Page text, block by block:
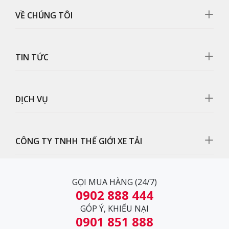
kế ôm sát vào cabin đảm bảo ánh sáng cho xe di
VỀ CHÚNG TÔI
TIN TỨC
DỊCH VỤ
CÔNG TY TNHH THẾ GIỚI XE TẢI
GỌI MUA HÀNG (24/7)
0902 888 444
GÓP Ý, KHIẾU NẠI
0901 851 888